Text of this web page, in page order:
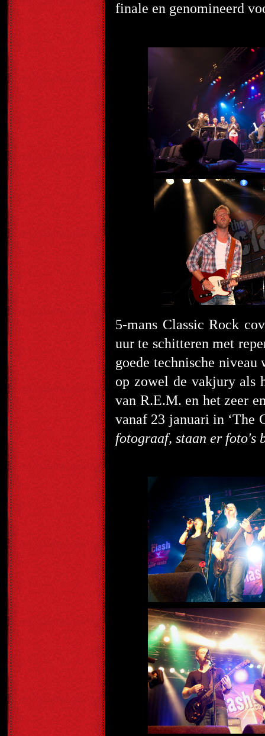
finale en genomineerd
5-mans Classic Rock
uur te schitteren met
goede technische
op zowel de vakjury als
van R.E.M. en het zeer
vanaf 23 januari in ‘The
fotograaf, staan er foto's